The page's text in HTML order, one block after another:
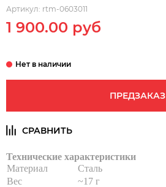
Артикул: rtm-0603011
1 900.00 руб
ПРЕДЗАКАЗ
Технические характеристики
Материал
Сталь
Вес
~17 г